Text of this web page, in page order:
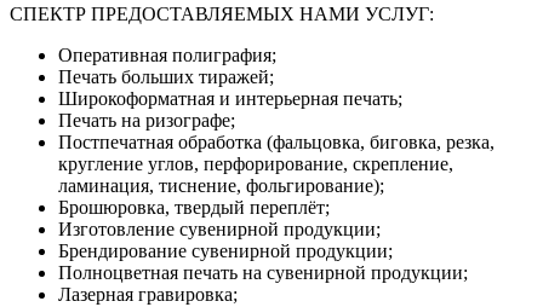
СПЕКТР ПРЕДОСТАВЛЯЕМЫХ НАМИ УСЛУГ:
Оперативная полиграфия;
Печать больших тиражей;
Широкоформатная и интерьерная печать;
Печать на ризографе;
Постпечатная обработка (фальцовка, биговка, резка,
кругление углов, перфорирование, скрепление,
ламинация, тиснение, фольгирование);
Брошюровка, твердый переплёт;
Изготовление сувенирной продукции;
Брендирование сувенирной продукции;
Полноцветная печать на сувенирной продукции;
Лазерная гравировка;